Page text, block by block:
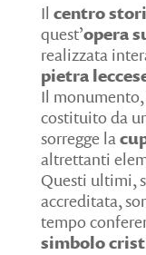
Il centro
quest’opera
realizzata
pietra
Il
costituito da
sorregge la
altrettanti
Questi ultimi,
accreditata,
tempo
simbolo